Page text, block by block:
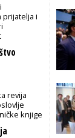
prijatelja i
revija
knjige